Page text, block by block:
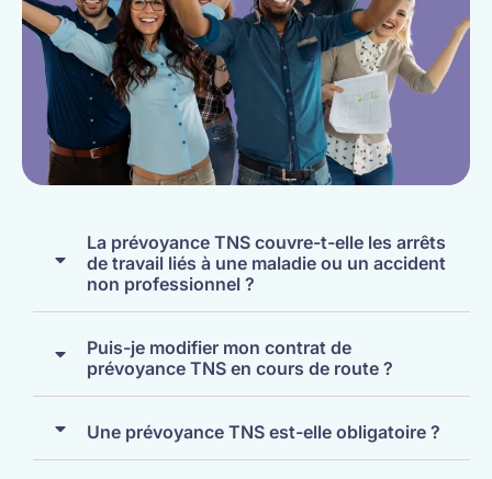
La prévoyance TNS couvre-t-elle les arrêts
de travail liés à une maladie ou un accident
non professionnel ?
Puis-je modifier mon contrat de
prévoyance TNS en cours de route ?
Une prévoyance TNS est-elle obligatoire ?